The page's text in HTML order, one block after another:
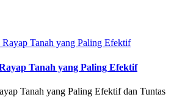
Tanah yang Paling Efektif
Tanah yang Paling Efektif dan Tuntas